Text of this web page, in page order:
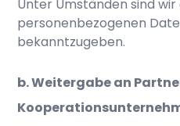
Unter Umständen sind
personenbezogenen
bekanntzugeben.
b. Weitergabe an